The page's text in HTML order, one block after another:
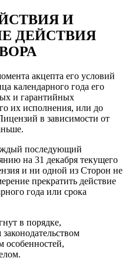
И
ДЕЙСТВИЯ
акцепта его условий
календарного года его
и гарантийных
их исполнения, или до
в зависимости от
последующий
на 31 декабря текущего
и ни одной из Сторон не
прекратить действие
года или срока
в порядке,
особенностей,